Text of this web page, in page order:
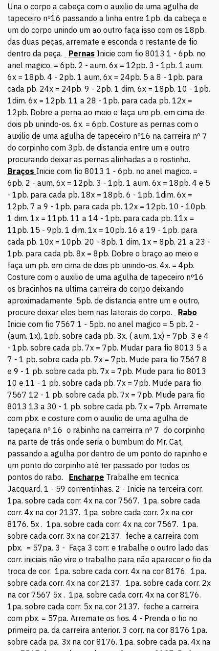
Una o corpo a cabeça com o auxilio de uma agulha de
tapeceiro nº16 passando a linha entre 1pb. da cabeça e
um do corpo unindo um ao outro faça isso com os 18pb.
das duas peças, arremate e esconda o restante de fio
dentro da peça.
Pernas Inicie com fio 8013 1 - 6pb. no
anel magico. = 6pb. 2 - aum. 6x = 12pb. 3 - 1pb. 1 aum.
6x = 18pb. 4 - 2pb. 1 aum. 6x = 24pb. 5 a 8 - 1pb. para
cada pb. 24x = 24pb. 9 - 2pb. 1 dim. 6x = 18pb. 10 - 1pb.
1dim. 6x = 12pb. 11 a 28 - 1pb. para cada pb. 12x =
12pb. Dobre a perna ao meio e faça um pb. em cima de
dois pb unindo-os. 6x. = 6pb. Costure as pernas com o
auxilio de uma agulha de tapeceiro nº16 na carreira nº 7
do corpinho com 3pb. de distancia entre um e outro
procurando deixar as pernas alinhadas a o rostinho.
Braços Inicie com fio 8013 1 - 6pb. no anel magico. =
6pb. 2 - aum. 6x = 12pb. 3 - 1pb. 1 aum. 6x = 18pb. 4 e 5
- 1pb. para cada pb. 18x = 18pb. 6 - 1pb. 1dim. 6x =
12pb. 7 a 9 - 1pb. para cada pb. 12x = 12pb. 10 - 10pb.
1 dim. 1x = 11pb. 11 a 14 - 1pb. para cada pb. 11x =
11pb. 15 - 9pb. 1 dim. 1x = 10pb. 16 a 19 - 1pb. para
cada pb. 10x = 10pb. 20 - 8pb. 1 dim. 1x = 8pb. 21 a 23 -
1pb. para cada pb. 8x = 8pb. Dobre o braço ao meio e
faça um pb. em cima de dois pb unindo-os. 4x. = 4pb.
Costure com o auxilio de uma agulha de tapeceiro nº16
os bracinhos na ultima carreira do corpo deixando
aproximadamente 5pb. de distancia entre um e outro,
procure deixar eles bem nas laterais do corpo.
Rabo
Inicie com fio 7567 1 - 5pb. no anel magico = 5 pb. 2 -
(aum. 1x), 1pb. sobre cada pb. 3x. ( aum. 1x) = 7pb. 3 e 4
- 1pb. sobre cada pb. 7x = 7pb. Mudar para fio 8013 5 a
7 - 1 pb. sobre cada pb. 7x = 7pb. Mude para fio 7567 8
e 9 - 1 pb. sobre cada pb. 7x = 7pb. Mude para fio 8013
10 e 11 - 1 pb. sobre cada pb. 7x = 7pb. Mude para fio
7567 12 - 1 pb. sobre cada pb. 7x = 7pb. Mude para fio
8013 13 a 30 - 1 pb. sobre cada pb. 7x = 7pb. Arremate
com pbx. e costure com o auxilio de uma agulha de
tapeçaria nº 16 o rabinho na carreirra nº 7 do corpinho
na parte de trás onde seria o bumbum do Mr. Cat,
passando a agulha por dentro de um ponto do rapinho e
um ponto do corpinho até ter passado por todos os
pontos do rabo. Encharpe Trabalhe em tecnica
Jacquard. 1 - 59 correntinhas. 2 - Inicie na terceira corr.
1pa. sobre cada corr. 4x na cor 7567. 1pa. sobre cada
corr. 4x na cor 2137. 1pa. sobre cada corr. 2x na cor
8176. 5x . 1pa. sobre cada corr. 4x na cor 7567. 1pa.
sobre cada corr. 3x na cor 2137. feche a carreira com
pbx. = 57pa. 3 - Faça 3 corr. e trabalhe o outro lado das
corr. iniciais não vire o trabalho para não aparecer o fio da
troca de cor. 1pa. sobre cada corr. 4x na cor 8176. 1pa.
sobre cada corr. 4x na cor 2137. 1pa. sobre cada corr. 2x
na cor 7567 5x . 1pa. sobre cada corr. 4x na cor 8176.
1pa. sobre cada corr. 5x na cor 2137. feche a carreira
com pbx. = 57pa. Arremate os fios. 4 - Prenda o fio no
primeiro pa. da carreira anterior. 3 corr. na cor 8176 1pa.
sobre cada pa. 3x na cor 8176. 1pa. sobre cada pa. 4x na